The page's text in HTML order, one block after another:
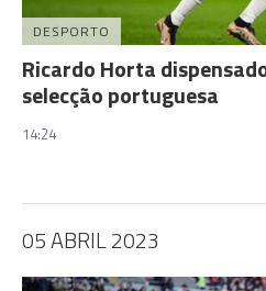
DESPORTO
Ricardo Horta
selecção portuguesa
14:24
05 ABRIL 2023